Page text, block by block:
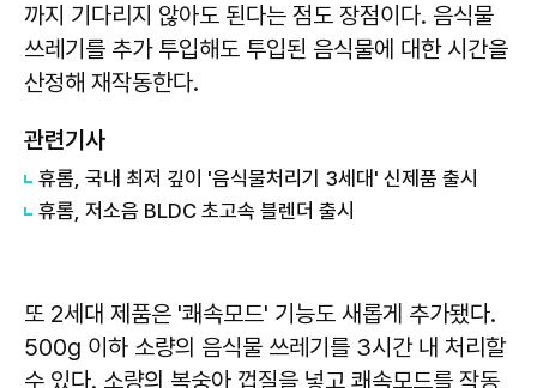
까지 기다리지 않아도 된다는 점도 장점이다. 음식물
쓰레기를 추가 투입해도 투입된 음식물에 대한 시간을
산정해 재작동한다.
관련기사
휴롬, 국내 최저 깊이 '음식물처리기 3세대' 신제품 출시
휴롬, 저소음 BLDC 초고속 블렌더 출시
또 2세대 제품은 '쾌속모드' 기능도 새롭게 추가됐다.
500g 이하 소량의 음식물 쓰레기를 3시간 내 처리할
수 있다. 소량의 복숭아 껍질을 넣고 쾌속모드를 작동